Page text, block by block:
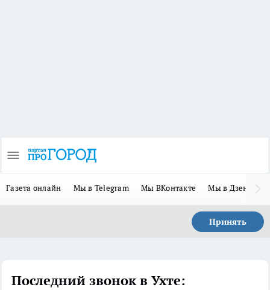
Газета онлайн Мы в Telegram Мы ВКонтакте Мы в Дзене
Принять
Последний звонок в Ухте: